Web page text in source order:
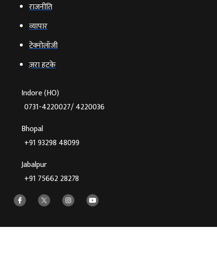
राजनीति
व्‍यापार
टेक्‍नोलॉजी
ज़रा हटके
Indore (HO)
0731-4220027/ 4220036
Bhopal
+91 93298 48099
Jabalpur
+91 75662 28278